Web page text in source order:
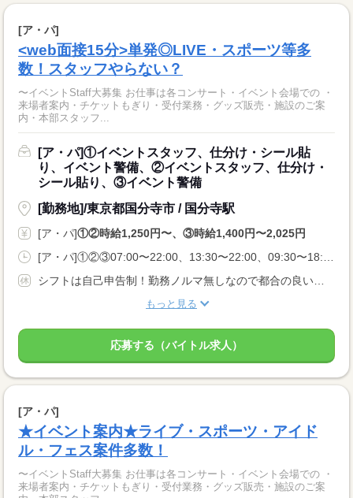
[ア・パ]
<web面接15分>単発◎LIVE・スポーツ等多
数！スタッフやらない？
〜イベントStaff大募集 お仕事は各コンサート・イベント会場での ・
来場者案内・チケットもぎり・受付業務・グッズ販売・施設のご案
内・本部スタッフ...
[ア・パ]①イベントスタッフ、仕分け・シール貼
り、イベント警備、②イベントスタッフ、仕分け・
シール貼り、③イベント警備
[勤務地]/東京都国分寺市 / 国分寺駅
[ア・パ]①②時給1,250円〜、③時給1,400円〜2,025円
[ア・パ]①②③07:00〜22:00、13:30〜22:00、09:30〜18:00
シフトは自己申告制！勤務ノルマ無しなので都合の良い日に勤務ができます！休日設定も自由！
もっと見る
応募する（バイトル求人）
[ア・パ]
★イベント案内★ライブ・スポーツ・アイド
ル・フェス案件多数！
〜イベントStaff大募集 お仕事は各コンサート・イベント会場での ・
来場者案内・チケットもぎり・受付業務・グッズ販売・施設のご案